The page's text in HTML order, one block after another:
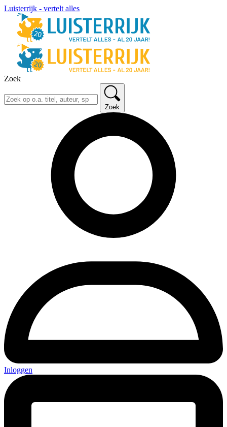
Luisterrijk - vertelt alles
Zoek
Zoek
Inloggen